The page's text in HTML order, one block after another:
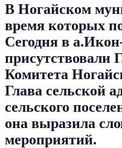
В Ногайском
время которых
Сегодня в
присутствовали
Комитета
Глава сельской
сельского
она выразила
мероприятий.